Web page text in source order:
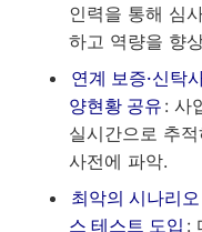
인력을 통해 심
하고 역량을 향
연계 보증·신탁
양현황 공유 : 사
실시간으로 추
사전에 파악.
최악의 시나리
스 테스트 도입 :